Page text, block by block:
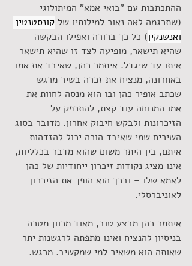
ההתכתבות עם "בואי אמא" המיתולוגי
(שתרגמה לאה נאור למילותיו של קונסטנטין
ואנשנקין) כל כך ברורה ואפילו הבקשה
שהיא תישאר, מופיעה לצד זו שהיא תישאר
איתו עד שיגדל. איתמר כהן, שאיבד את אמו
באחרונה, מנציח את זכרה בשיר מרגש
שכתב אופיר כהן ובו הוא מנסה לחוות את
אמו המנוחה עוד קצת, להתרפק על
הזיכרונות ולבקש חיבוק אחרון. מדובר בסוג
השירים שמי שאיבד הורה יכול להזדהות
איתם, בין היתר משום שהוא מדבר בכלליות,
אינו מציג נקודות זיכרון ייחודיות של כהן
לאמא שלו – ובכך הוא הופך את הזיכרון
לאוניברסלי.
איתמר כהן מבצע טוב, מאוד מכוון מטרה
בניסיון להנציח ואינו מתפתה לרגשנות יתר
שאותה הוא משאיר למי שמקשיב. מרגש.